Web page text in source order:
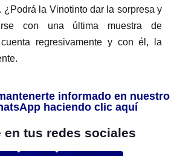
¿Podrá la Vinotinto dar la sorpresa y
con una última muestra de
regresivamente y con él, la
informado en nuestro
haciendo clic aquí
en tus redes sociales